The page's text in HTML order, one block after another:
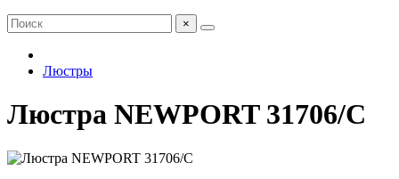
×
Люстры
Люстра NEWPORT 31706/C